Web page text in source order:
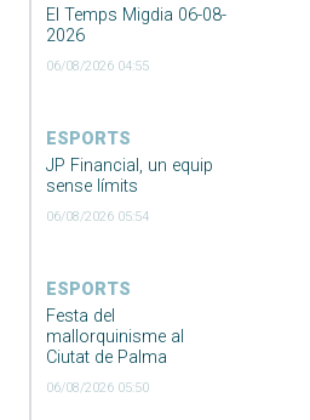
El Temps Migdia 06-08-
2026
06/08/2026 04:55
ESPORTS
JP Financial, un equip
sense límits
06/08/2026 05:54
ESPORTS
Festa del
mallorquinisme al
Ciutat de Palma
06/08/2026 05:50